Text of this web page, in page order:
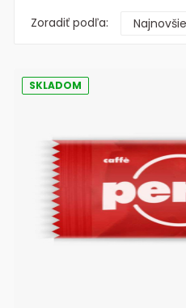
Zoradiť podľa:
SKLADOM